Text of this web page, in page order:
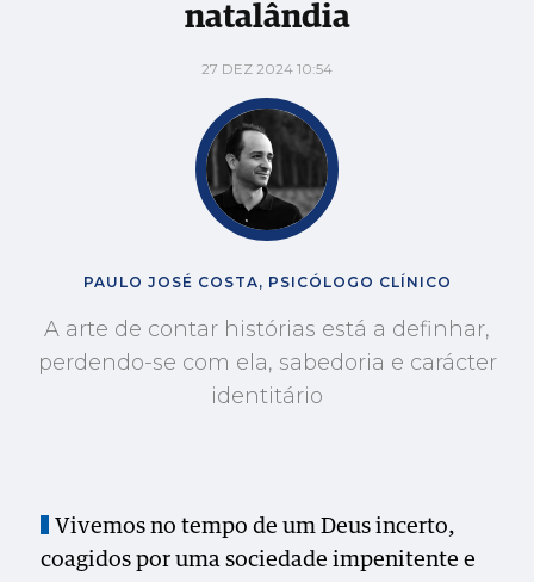
natalândia
27 DEZ 2024 10:54
PAULO JOSÉ COSTA, PSICÓLOGO CLÍNICO
A arte de contar histórias está a definhar,
perdendo-se com ela, sabedoria e carácter
identitário
Vivemos no tempo de um Deus incerto,
coagidos por uma sociedade impenitente e